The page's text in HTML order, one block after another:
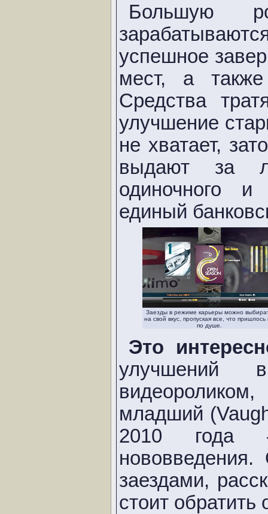
Большую
успешное
мест, а
Средства
улучшение
не хватает,
выдают за
одиночного и
единый
Заезды в режиме карьеры можно
на свой вкус, пропуская все, что пришлось
по душе.
Это
улучшений
младший
2010 года
заездами,
стоит